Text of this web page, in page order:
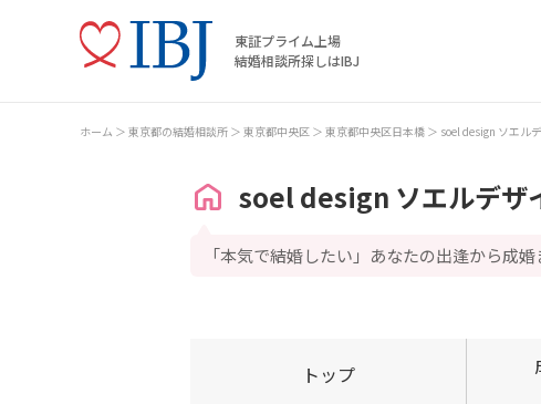
東証プライム上場
結婚相談所探しはIBJ
ホーム 東京都の結婚相談所 東京都中央区 東京都中央区日本橋 soel design ソエル
soel design ソエルデザ
「本気で結婚したい」あなたの出逢から成
トップ